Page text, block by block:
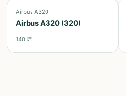
Airbus A320
Airbus A320 (320)
140 席